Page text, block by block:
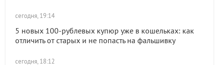
сегодня, 19:14
5 новых 100-рублевых купюр уже в кошельках: как
отличить от старых и не попасть на фальшивку
сегодня, 18:12